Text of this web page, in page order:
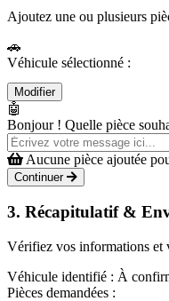
Ajoutez une ou plusieurs
🚗
Véhicule sélectionné :
Modifier
🤖
Bonjour ! Quelle pièce
Aucune pièce ajoutée
Continuer
3. Récapitulatif &
Vérifiez vos informations et
Véhicule identifié : À
Pièces demandées :